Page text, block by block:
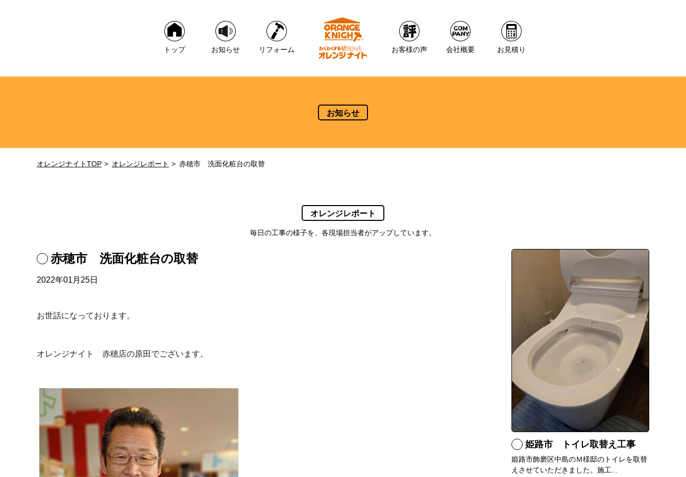
トップ お知らせ リフォーム お客様の声 会社概要 お見積り
お知らせ
オレンジナイトTOP オレンジレポート 赤穂市 洗面化粧台の取替
オレンジレポート
毎日の工事の様子を、各現場担当者がアップしています。
赤穂市 洗面化粧台の取替
2022年01月25日
お世話になっております。
オレンジナイト 赤穂店の原田でございます。
姫路市 トイレ取替え工事
姫路市飾磨区中島のＭ様邸のトイレを取替
えさせていただきました。施工...